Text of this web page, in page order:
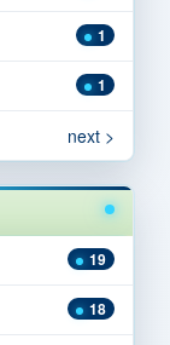
1
1
next >
19
18